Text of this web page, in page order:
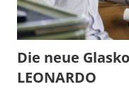
Die neue
LEONARDO